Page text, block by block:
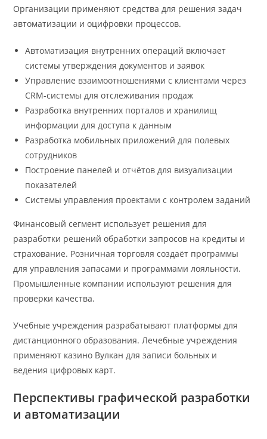
Организации применяют средства для решения задач
автоматизации и оцифровки процессов.
Автоматизация внутренних операций включает
системы утверждения документов и заявок
Управление взаимоотношениями с клиентами через
CRM-системы для отслеживания продаж
Разработка внутренних порталов и хранилищ
информации для доступа к данным
Разработка мобильных приложений для полевых
сотрудников
Построение панелей и отчётов для визуализации
показателей
Системы управления проектами с контролем заданий
Финансовый сегмент использует решения для
разработки решений обработки запросов на кредиты и
страхование. Розничная торговля создаёт программы
для управления запасами и программами лояльности.
Промышленные компании используют решения для
проверки качества.
Учебные учреждения разрабатывают платформы для
дистанционного образования. Лечебные учреждения
применяют казино Вулкан для записи больных и
ведения цифровых карт.
Перспективы графической разработки
и автоматизации